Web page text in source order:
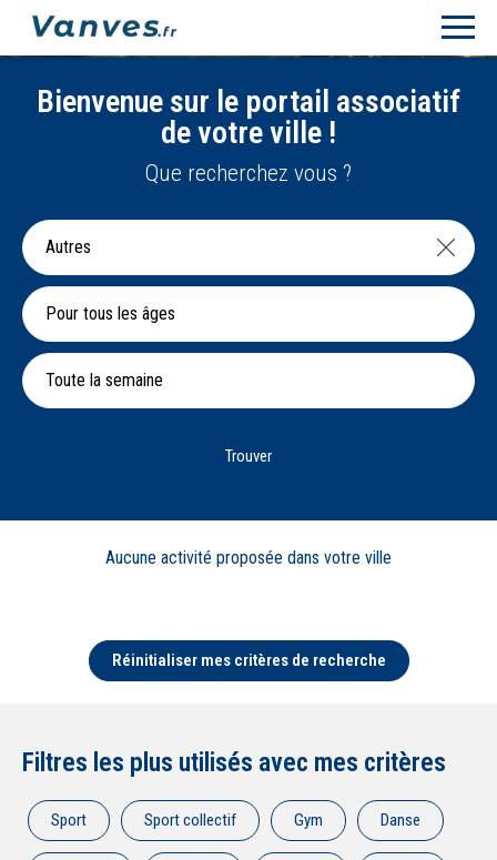
Bienvenue sur le portail associatif
de votre ville !
Que recherchez vous ?
Pour tous les âges
Toute la semaine
Trouver
Aucune activité proposée dans votre ville
Réinitialiser mes critères de recherche
Filtres les plus utilisés avec mes critères
Sport Sport collectif Gym Danse